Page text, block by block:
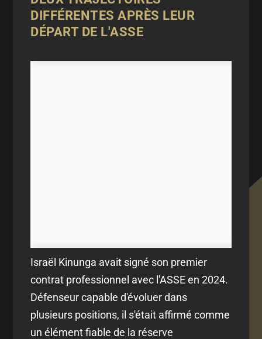
DIFFÉRENTES APRÈS LEUR
DÉPART DE L'ASSE
Israël Kinunga avait signé son premier
contrat professionnel avec l'ASSE en 2024.
Défenseur capable d'évoluer dans
plusieurs positions, il s'était affirmé comme
un élément fiable de la réserve